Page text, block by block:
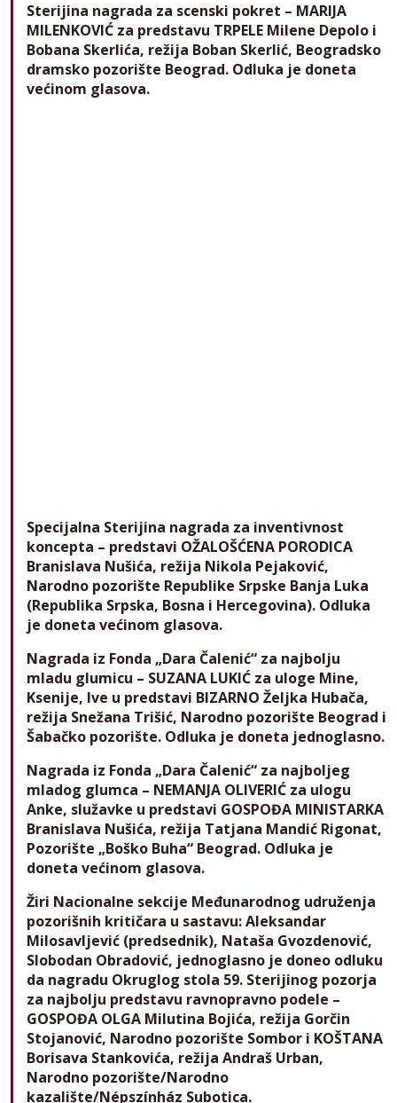
Sterijina nagrada za scenski pokret – MARIJA
MILENKOVIĆ za predstavu TRPELE Milene Depolo i
Bobana Skerlića, režija Boban Skerlić, Beogradsko
dramsko pozorište Beograd. Odluka je doneta
većinom glasova.
Specijalna Sterijina nagrada za inventivnost
koncepta – predstavi OŽALOŠĆENA PORODICA
Branislava Nušića, režija Nikola Pejaković,
Narodno pozorište Republike Srpske Banja Luka
(Republika Srpska, Bosna i Hercegovina). Odluka
je doneta većinom glasova.
Nagrada iz Fonda „Dara Čalenić“ za najbolju
mladu glumicu – SUZANA LUKIĆ za uloge Mine,
Ksenije, Ive u predstavi BIZARNO Željka Hubača,
režija Snežana Trišić, Narodno pozorište Beograd i
Šabačko pozorište. Odluka je doneta jednoglasno.
Nagrada iz Fonda „Dara Čalenić“ za najboljeg
mladog glumca – NEMANJA OLIVERIĆ za ulogu
Anke, služavke u predstavi GOSPOĐA MINISTARKA
Branislava Nušića, režija Tatjana Mandić Rigonat,
Pozorište „Boško Buha“ Beograd. Odluka je
doneta većinom glasova.
Žiri Nacionalne sekcije Međunarodnog udruženja
pozorišnih kritičara u sastavu: Aleksandar
Milosavljević (predsednik), Nataša Gvozdenović,
Slobodan Obradović, jednoglasno je doneo odluku
da nagradu Okruglog stola 59. Sterijinog pozorja
za najbolju predstavu ravnopravno podele –
GOSPOĐA OLGA Milutina Bojića, režija Gorčin
Stojanović, Narodno pozorište Sombor i KOŠTANA
Borisava Stankovića, režija Andraš Urban,
Narodno pozorište/Narodno
kazalište/Népszínház Subotica.